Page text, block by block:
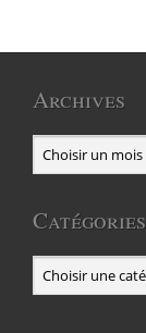
Archives
Catégories